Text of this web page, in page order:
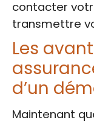
contacter
transmettre
Les
d’un
Maintenant